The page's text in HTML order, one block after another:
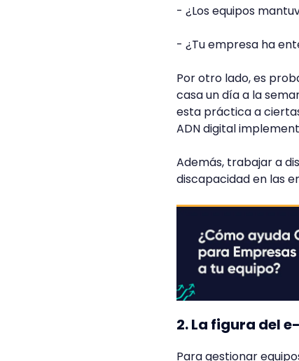
- ¿Los equipos
- ¿Tu empresa ha
Por otro lado, es
casa un día a la
esta práctica a
ADN digital
Además, trabajar a
discapacidad en las
2. La figura del
Para gestionar